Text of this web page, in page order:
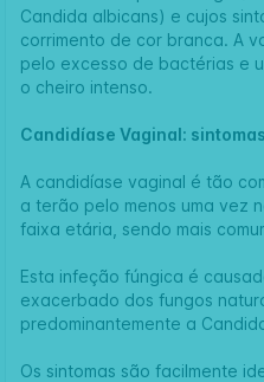
Candida albicans) e cujos
corrimento de cor branca. A
pelo excesso de bactérias e
o cheiro intenso.
Candidíase Vaginal:
A candidíase vaginal é tão
a terão pelo menos uma vez
faixa etária, sendo mais
Esta infeção fúngica é
exacerbado dos fungos
predominantemente a
Os sintomas são facilmente